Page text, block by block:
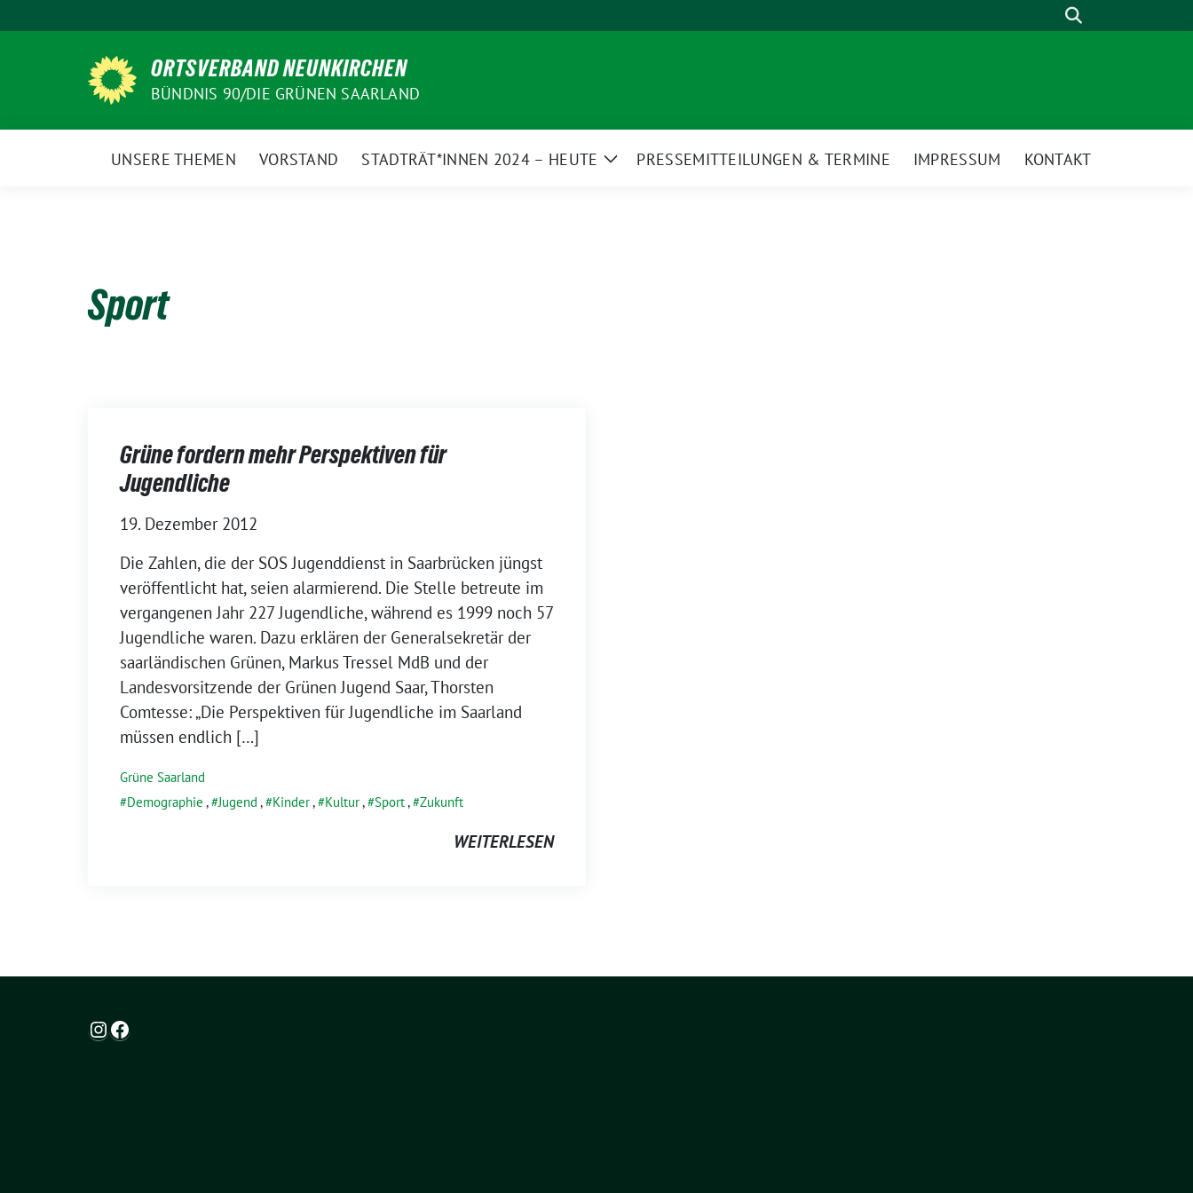
zum
Suche
ORTSVERBAND NEUNKIRCHEN
BÜNDNIS 90/DIE GRÜNEN SAARLAND
UNSERE THEMEN VORSTAND STADTRÄT*INNEN 2024 – HEUTE
ZeigePRESSEMITTEILUNGEN & TERMINE IMPRESSUM KONTAKT
Sport
Grüne fordern mehr Perspektiven für
Jugendliche
19. Dezember 2012
Die Zahlen, die der SOS Jugenddienst in Saarbrücken jüngst
veröffentlicht hat, seien alarmierend. Die Stelle betreute im
vergangenen Jahr 227 Jugendliche, während es 1999 noch 57
Jugendliche waren. Dazu erklären der Generalsekretär der
saarländischen Grünen, Markus Tressel MdB und der
Landesvorsitzende der Grünen Jugend Saar, Thorsten
Comtesse: „Die Perspektiven für Jugendliche im Saarland
müssen endlich […]
Grüne Saarland
Demographie , Jugend , Kinder, Kultur, Sport, Zukunft
WEITERLESEN
Instagram
Facebook